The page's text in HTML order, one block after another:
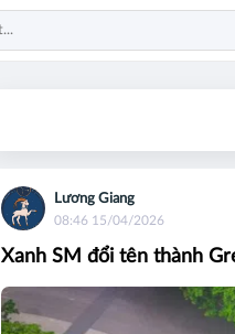
Lương Giang
08:46 15/04/2026
Xanh SM đổi tên thành